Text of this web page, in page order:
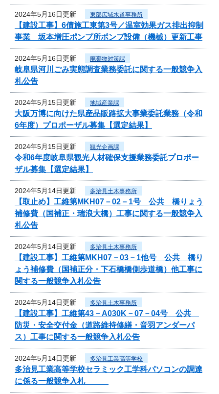
2024年5月16日更新 東部広域水道事務所
【建設工事】6債施工東第3号／温室効果ガス排出抑制
事業 坂本増圧ポンプ所ポンプ設備（機械）更新工事
2024年5月16日更新 廃棄物対策課
岐阜県河川ごみ実態調査業務委託に関する一般競争入
札公告
2024年5月15日更新 地域産業課
大阪万博に向けた県産品販路拡大事業委託業務（令和
6年度）プロポーザル募集【選定結果】
2024年5月15日更新 観光企画課
令和6年度岐阜県観光人材確保支援業務委託プロポー
ザル募集【選定結果】
2024年5月14日更新 多治見土木事務所
【取止め】工維第MKH07－02－1号 公共 橋りょう
補修費（国補正・瑞浪大橋）工事に関する一般競争入
札公告
2024年5月14日更新 多治見土木事務所
【建設工事】工維第MKH07－03－1他号 公共 橋り
ょう補修費（国補正分・下石橋橋側歩道橋）他工事に
関する一般競争入札公告
2024年5月14日更新 多治見土木事務所
【建設工事】工維第43－A030K－07－04号 公共
防災・安全交付金（道路維持修繕・音羽アンダーパ
ス）工事に関する一般競争入札公告
2024年5月14日更新 多治見工業高等学校
多治見工業高等学校セラミック工学科パソコンの調達
に係る一般競争入札